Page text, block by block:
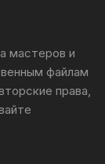
мастеров и
файлам
права,